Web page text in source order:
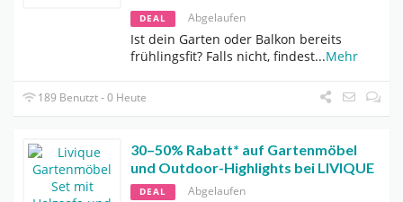
DEAL Abgelaufen
Ist dein Garten oder Balkon bereits
frühlingsfit? Falls nicht, findest...Mehr
189 Benutzt - 0 Heute
30–50% Rabatt* auf Gartenmöbel
und Outdoor-Highlights bei LIVIQUE
DEAL Abgelaufen